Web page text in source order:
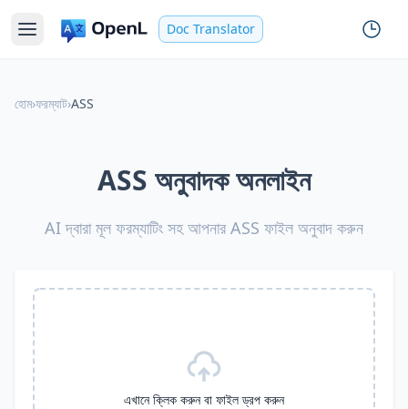
Doc Translator
হোম›ফরম্যাট›ASS
ASS অনুবাদক অনলাইন
AI দ্বারা মূল ফরম্যাটিং সহ আপনার ASS ফাইল অনুবাদ করুন
এখানে ক্লিক করুন বা ফাইল ড্রপ করুন